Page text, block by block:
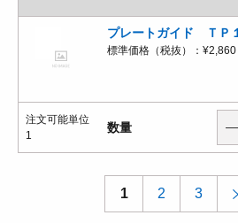
プレートガイド ＴＰ
標準価格（税抜）： ¥2,860
注文可能単位
1
数量
1 2 3